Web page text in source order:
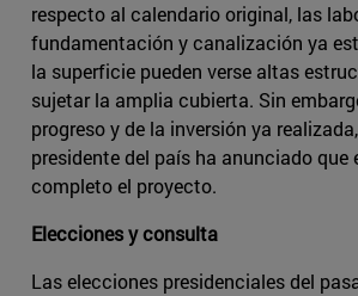
respecto al calendario original, las
fundamentación y canalización ya
la superficie pueden verse altas
sujetar la amplia cubierta. Sin
progreso y de la inversión ya
presidente del país ha anunciado que
completo el proyecto.
Elecciones y consulta
Las elecciones presidenciales del